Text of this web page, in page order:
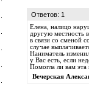
Ответов: 1
Елена, налицо
другую местность
в связи со сменой
случае
Наниматель
у Вас есть, если
Помогла ли вам
Вечерская